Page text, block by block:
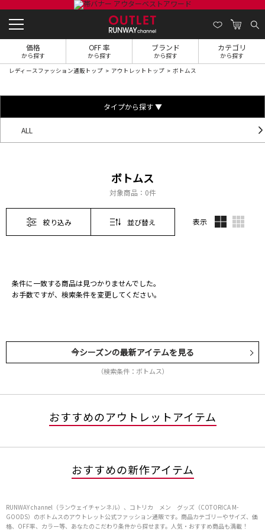
価格
から探す
OFF 率
から探す
ブランド
から探す
カテゴリ
から探す
レディースファッション通販トップ アウトレットトップ ボトムス
タイプから探す ▼
ALL
ボトムス
対象商品： 0件
絞り込み 並び替え 表示
条件に一致する商品は見つかりませんでした。
お手数ですが、検索条件を変更してください。
今シーズンの最新アイテムを見る
（検索条件：ボトムス）
おすすめのアウトレットアイテム
おすすめの新作アイテム
RUNWAY channel（ランウェイチャンネル）、コトリカ メン グッズ（COTORICA M-
GOODS）のボトムスのアウトレット公式ファッション通販です。商品カテゴリーやサイズ、価
格、OFF率、カラー等、あなたのこだわり条件から探せます。人気・おすすめ商品も満載！